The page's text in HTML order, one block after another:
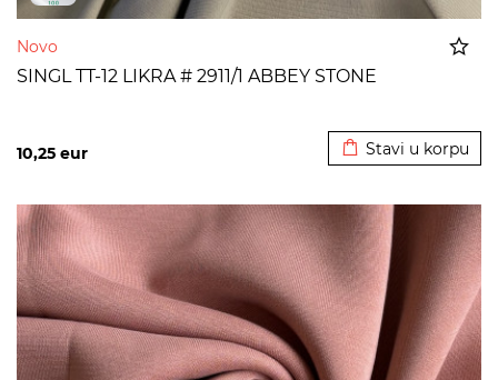
Novo
SINGL TT-12 LIKRA # 2911/1 ABBEY STONE
10,25 eur Stavi u korpu